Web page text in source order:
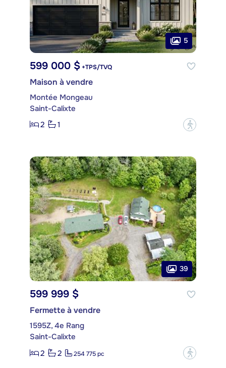
5
599 000 $ +TPS/TVQ
Maison à vendre
Montée Mongeau
Saint-Calixte
2
1 ?
39
599 999 $
Fermette à vendre
1595Z, 4e Rang
Saint-Calixte
2
2 254 775 pc ?